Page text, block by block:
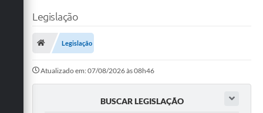
Legislação
Legislação
Atualizado em: 07/08/2026 às 08h46
BUSCAR LEGISLAÇÃO